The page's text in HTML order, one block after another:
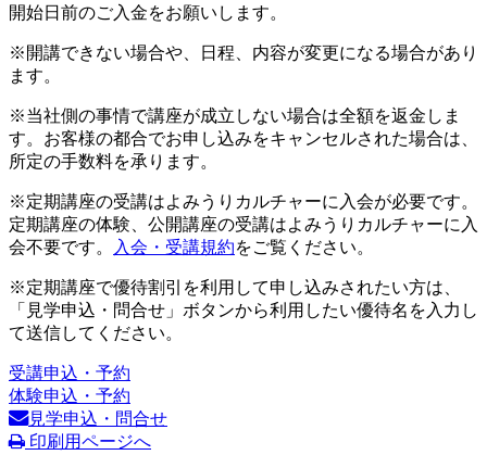
開始日前のご入金をお願いします。
※開講できない場合や、日程、内容が変更になる場合があり
ます。
※当社側の事情で講座が成立しない場合は全額を返金しま
す。お客様の都合でお申し込みをキャンセルされた場合は、
所定の手数料を承ります。
※定期講座の受講はよみうりカルチャーに入会が必要です。
定期講座の体験、公開講座の受講はよみうりカルチャーに入
会不要です。
入会・受講規約をご覧ください。
※定期講座で優待割引を利用して申し込みされたい方は、
「見学申込・問合せ」ボタンから利用したい優待名を入力し
て送信してください。
受講申込・予約
体験申込・予約
見学申込・問合せ
印刷用ページへ